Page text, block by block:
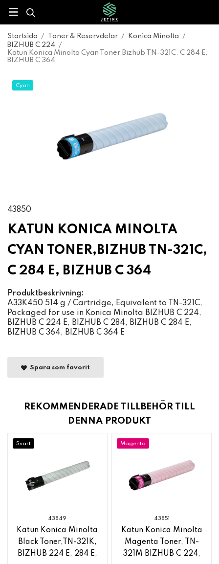
Startsida / Toner & Reservdelar / Konica Minolta
/
BIZHUB C 224
/
Katun Konica Minolta Cyan Toner,Bizhub TN-321C, C 284 E,
BIZHUB C 364
Cyan
43850
KATUN KONICA MINOLTA
CYAN TONER,BIZHUB TN-321C,
C 284 E, BIZHUB C 364
Produktbeskrivning:
A33K450 514 g / Cartridge, Equivalent to TN-321C,
Packaged for use in Konica Minolta BIZHUB C 224,
BIZHUB C 224 E, BIZHUB C 284, BIZHUB C 284 E,
BIZHUB C 364, BIZHUB C 364 E
Spara som favorit
REKOMMENDERADE TILLBEHÖR TILL
DENNA PRODUKT
Svart
43849
Katun Konica Minolta
Black Toner,TN-321K,
BIZHUB 224 E, 284 E,
Magenta
43851
Katun Konica Minolta
Magenta Toner, TN-
321M BIZHUB C 224,